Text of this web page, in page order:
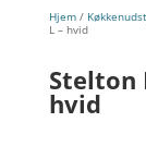
Hjem/
L – hvid
Stelton
hvid